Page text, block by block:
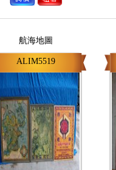
航海地圖
ALIM5519